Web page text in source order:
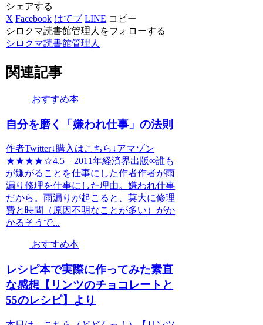
シェアする
X Facebook はてブ LINE コピー
シロクマ読書館管理人をフォローする
シロクマ読書館管理人
関連記事
おすすめ本
自分を磨く「嫌われ仕事」の法則
作者Twitter↓購入はこちら↓アマゾン
★★★★☆4.5 2011年経済界出版∞誰も
が嫌がることを仕事にした作者作者が雨
漏り修理を仕事にした理由。嫌われ仕事
だから。雨漏りが起こると、莫大に修理
費と時間（原因不明なことが多い）がか
かるそうで...
おすすめ本
レシピ本で実際に作ってみた素直
な感想【リンツのチョコレートと
55のレシピ】より